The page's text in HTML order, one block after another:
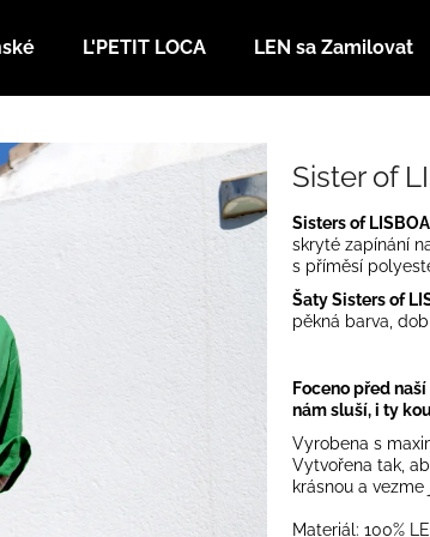
L'PETIT LOCA LEN sa Zamilovat
Sister of
Sisters of LISBOA
skryté zapínání
s příměsí
Šaty Sisters of
pěkná barva,
Foceno před
nám sluší, i ty
Vyrobena s
Vytvořena tak,
krásnou a
Materiál: 100%
HLEDAT
Doporučujeme